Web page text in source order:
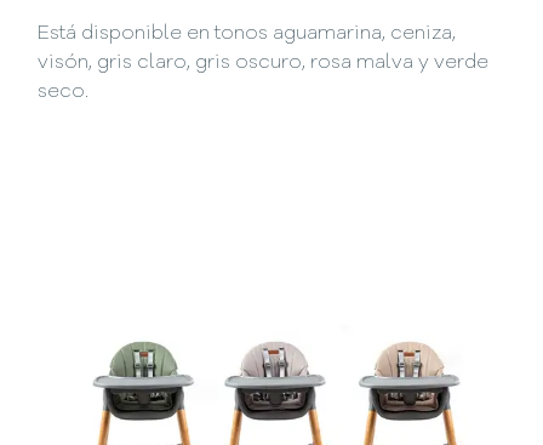
Está disponible en tonos aguamarina, ceniza,
visón, gris claro, gris oscuro, rosa malva y verde
seco.